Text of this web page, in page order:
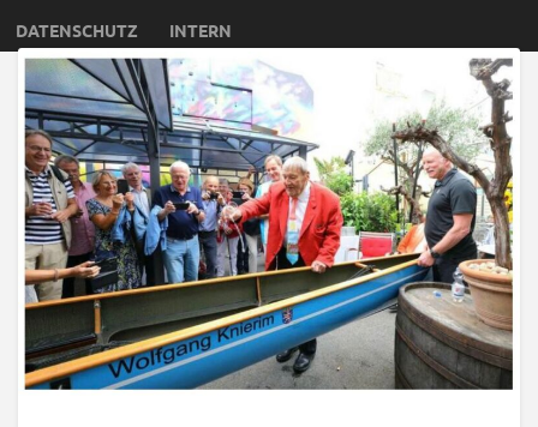
DATENSCHUTZ
INTERN